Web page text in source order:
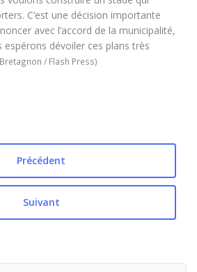
C’est une décision importante
avec l’accord de la municipalité,
espérons dévoiler ces plans très
/ Flash Press)
Précédent
Suivant